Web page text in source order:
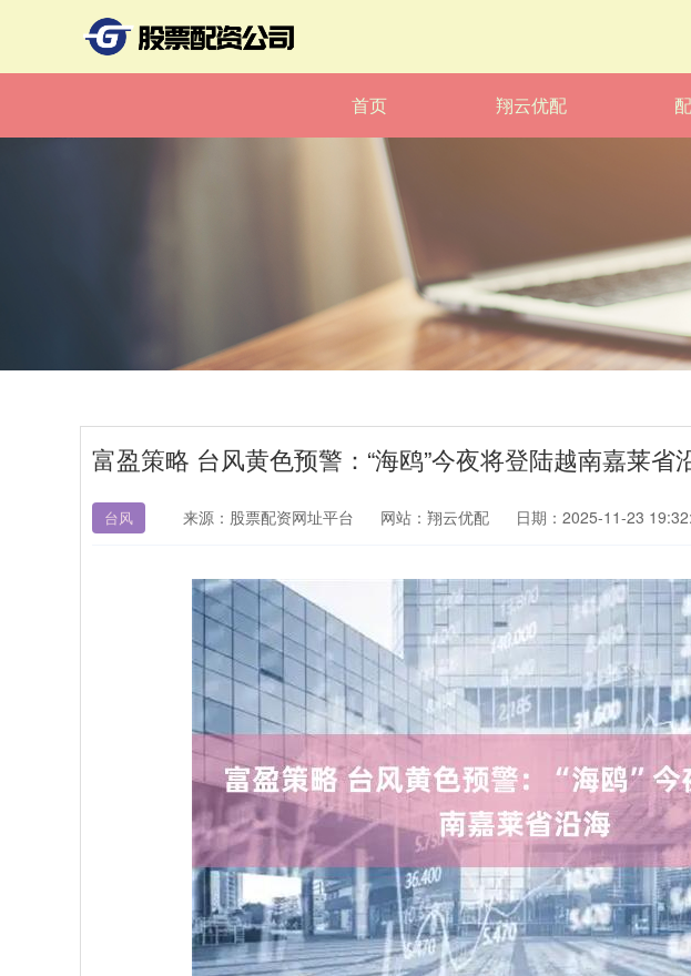
首页 翔云优配
富盈策略 台风黄色预警：“海鸥”今夜将登陆越南嘉莱省
台风 来源：股票配资网址平台 网站：翔云优配 日期：2025-11-23